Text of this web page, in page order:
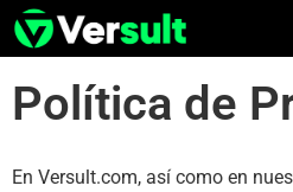
Política de
En Versult.com, así como en